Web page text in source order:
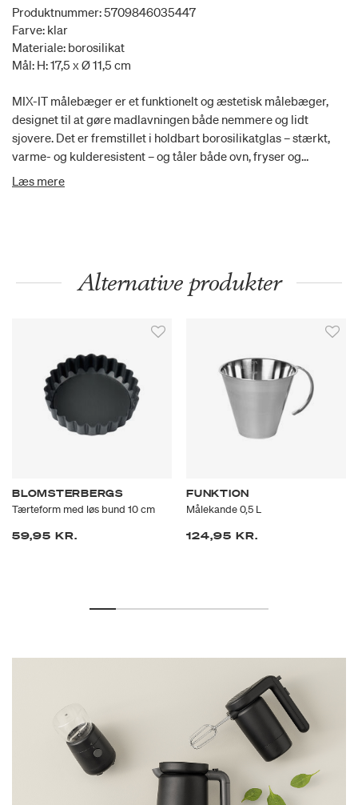
Produktnummer: 5709846035447
Farve: klar
Materiale: borosilikat
Mål: H: 17,5 x Ø 11,5 cm
MIX-IT målebæger er et funktionelt og æstetisk målebæger,
designet til at gøre madlavningen både nemmere og lidt
sjovere. Det er fremstillet i holdbart borosilikatglas – stærkt,
varme- og kulderesistent – og tåler både ovn, fryser og
opvaskemaskine. Det gennemsigtige design gør det let at
Læs mere
Alternative produkter
BLOMSTERBERGS
Tærteform med løs bund 10 cm
59,95 KR.
FUNKTION
Målekande 0,5 L
124,95 KR.